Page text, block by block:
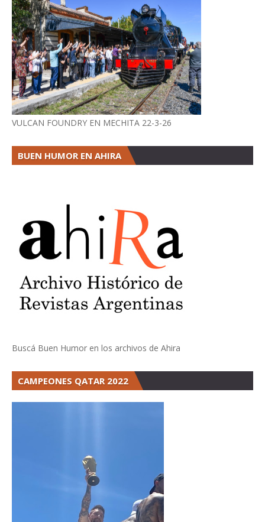
VULCAN FOUNDRY EN MECHITA 22-3-26
BUEN HUMOR EN AHIRA
Buscá Buen Humor en los archivos de Ahira
CAMPEONES QATAR 2022